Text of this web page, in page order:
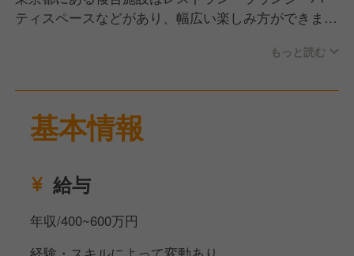
ティスペースなどがあり、幅広い楽しみ方ができま
化を図ります。
その一環として、中堅調理スタッフを募集します。
業務内容は、食材管理、衛生管理、仕込み・調理・盛
対象者は男女問わず20代から45歳までで、業態問わ
ず調理責任ポジションの経験がある方を求めていま
す。
もっと読む
基本情報
給与
年収/400~600万円